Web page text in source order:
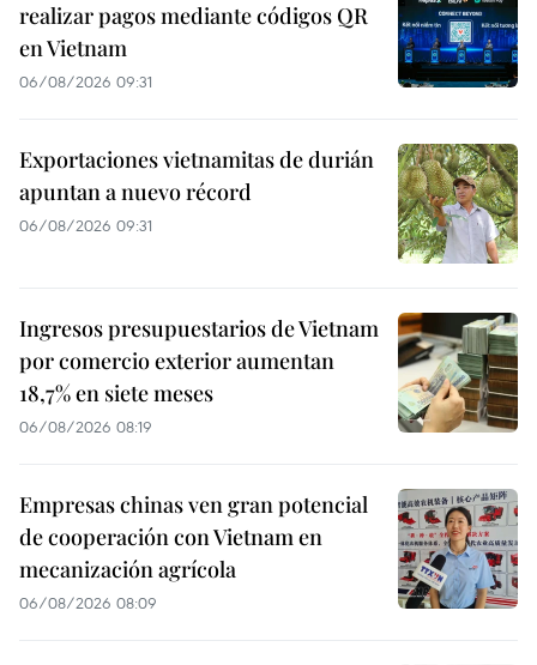
realizar pagos mediante códigos QR
en Vietnam
06/08/2026 09:31
Exportaciones vietnamitas de durián
apuntan a nuevo récord
06/08/2026 09:31
Ingresos presupuestarios de Vietnam
por comercio exterior aumentan
18,7% en siete meses
06/08/2026 08:19
Empresas chinas ven gran potencial
de cooperación con Vietnam en
mecanización agrícola
06/08/2026 08:09